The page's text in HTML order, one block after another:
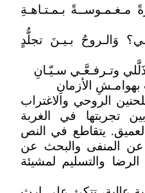
مـغـمـوســةً بـمـتـاهـةِ
وَالـروحُ بـيـنَ تجلُّدٍ
وتـرفـعَّـي سـيّـانِ
بهوامـشِ الأزمانِ
الروحي والاغتراب
تجربتها في الغربة
يتقاطع في النص
عن المنفى والبحث عن
والتسليم لمشيئة